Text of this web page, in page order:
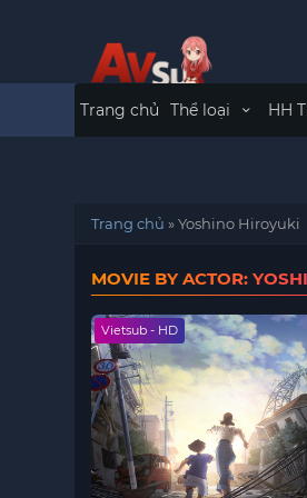
Trang chủ Thể loại HH
Trang chủ »Yoshino Hiroyuki
MOVIE BY ACTOR:
Vietsub - HD